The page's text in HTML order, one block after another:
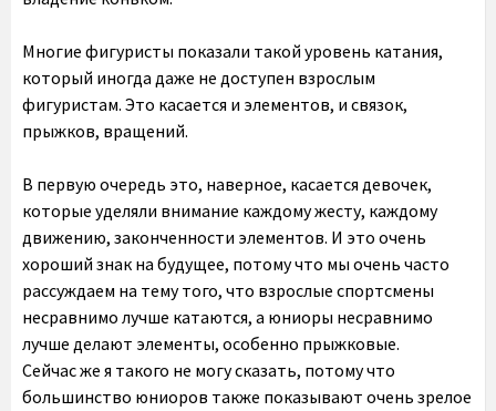
Многие фигуристы показали такой уровень катания,
который иногда даже не доступен взрослым
фигуристам. Это касается и элементов, и связок,
прыжков, вращений.
В первую очередь это, наверное, касается девочек,
которые уделяли внимание каждому жесту, каждому
движению, законченности элементов. И это очень
хороший знак на будущее, потому что мы очень часто
рассуждаем на тему того, что взрослые спортсмены
несравнимо лучше катаются, а юниоры несравнимо
лучше делают элементы, особенно прыжковые.
Сейчас же я такого не могу сказать, потому что
большинство юниоров также показывают очень зрелое